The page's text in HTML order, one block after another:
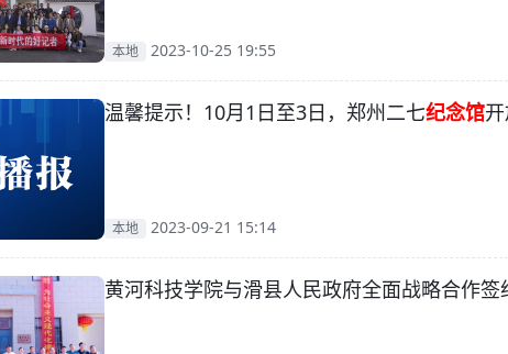
本地 2023-10-25 19:55
温馨提示！10月1日至3日，郑州二七纪念馆
本地 2023-09-21 15:14
黄河科技学院与滑县人民政府全面战略合作签